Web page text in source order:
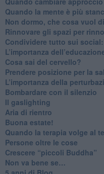
​Quando la mente è più
Non dormo, che cosa vuol
​Rinnovare gli spazi per
​Condividere tutto sui
​L’importanza
​Cosa sai del cervello?
Prendere posizione per la
L’importanza della
​Bombardare con il silenzio
Il gaslighting
Aria di rientro
Buona estate!
​Quando la terapia volge al
​Persone oltre le cose
​Crescere “piccoli Buddha”
Non va bene se…